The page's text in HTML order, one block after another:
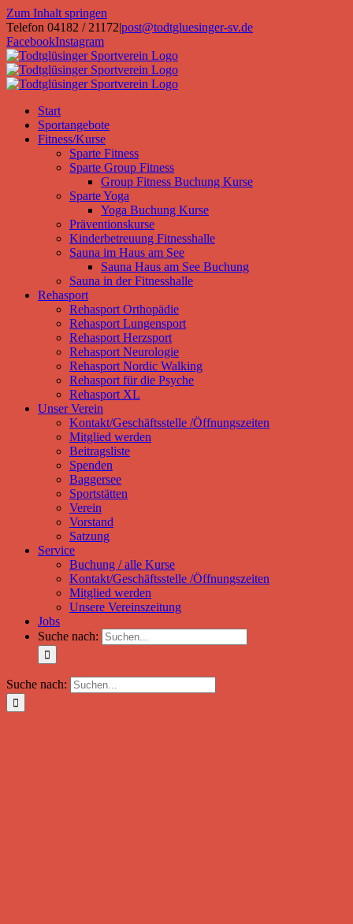
Zum Inhalt springen
Telefon 04182 / 21172|post@todtgluesinger-sv.de
FacebookInstagram
Start
Sportangebote
Fitness/Kurse
Sparte Fitness
Sparte Group Fitness
Group Fitness Buchung Kurse
Sparte Yoga
Yoga Buchung Kurse
Präventionskurse
Kinderbetreuung Fitnesshalle
Sauna im Haus am See
Sauna Haus am See Buchung
Sauna in der Fitnesshalle
Rehasport
Rehasport Orthopädie
Rehasport Lungensport
Rehasport Herzsport
Rehasport Neurologie
Rehasport Nordic Walking
Rehasport für die Psyche
Rehasport XL
Unser Verein
Kontakt/Geschäftsstelle /Öffnungszeiten
Mitglied werden
Beitragsliste
Spenden
Baggersee
Sportstätten
Verein
Vorstand
Satzung
Service
Buchung / alle Kurse
Kontakt/Geschäftsstelle /Öffnungszeiten
Mitglied werden
Unsere Vereinszeitung
Jobs
Suche nach:
Suche nach: